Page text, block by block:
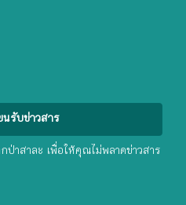
นรับข่าวสาร
ป่าสาละ เพื่อให้คุณไม่พลาดข่าวสาร